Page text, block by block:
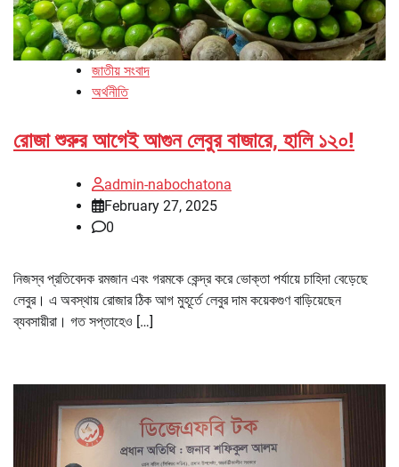
জাতীয় সংবাদ
অর্থনীতি
রোজা শুরুর আগেই আগুন লেবুর বাজারে, হালি ১২০!
admin-nabochatona
February 27, 2025
0
নিজস্ব প্রতিবেদক রমজান এবং গরমকে কেন্দ্র করে ভোক্তা পর্যায়ে চাহিদা বেড়েছে
লেবুর। এ অবস্থায় রোজার ঠিক আগ মুহূর্তে লেবুর দাম কয়েকগুণ বাড়িয়েছেন
ব্যবসায়ীরা। গত সপ্তাহেও […]